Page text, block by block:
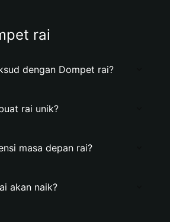
rai
dengan Dompet rai?
rai unik?
masa depan rai?
akan naik?